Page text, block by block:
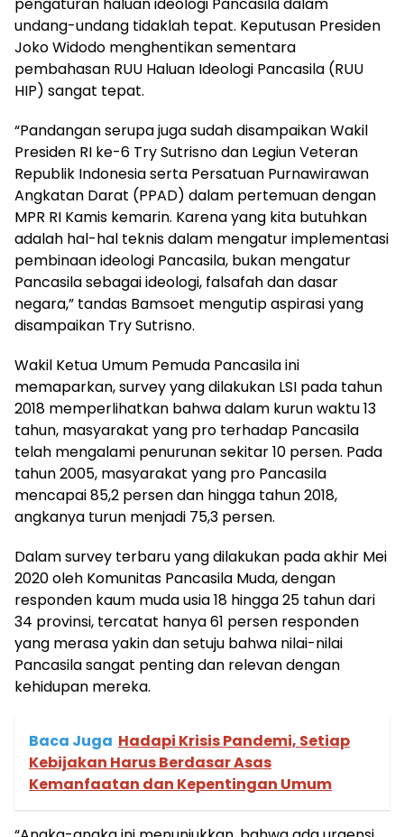
undang-undang tidaklah tepat. Keputusan Presiden
Joko Widodo menghentikan sementara
pembahasan RUU Haluan Ideologi Pancasila (RUU
HIP) sangat tepat.
“Pandangan serupa juga sudah disampaikan Wakil
Presiden RI ke-6 Try Sutrisno dan Legiun Veteran
Republik Indonesia serta Persatuan Purnawirawan
Angkatan Darat (PPAD) dalam pertemuan dengan
MPR RI Kamis kemarin. Karena yang kita butuhkan
adalah hal-hal teknis dalam mengatur implementasi
pembinaan ideologi Pancasila, bukan mengatur
Pancasila sebagai ideologi, falsafah dan dasar
negara,” tandas Bamsoet mengutip aspirasi yang
disampaikan Try Sutrisno.
Wakil Ketua Umum Pemuda Pancasila ini
memaparkan, survey yang dilakukan LSI pada tahun
2018 memperlihatkan bahwa dalam kurun waktu 13
tahun, masyarakat yang pro terhadap Pancasila
telah mengalami penurunan sekitar 10 persen. Pada
tahun 2005, masyarakat yang pro Pancasila
mencapai 85,2 persen dan hingga tahun 2018,
angkanya turun menjadi 75,3 persen.
Dalam survey terbaru yang dilakukan pada akhir Mei
2020 oleh Komunitas Pancasila Muda, dengan
responden kaum muda usia 18 hingga 25 tahun dari
34 provinsi, tercatat hanya 61 persen responden
yang merasa yakin dan setuju bahwa nilai-nilai
Pancasila sangat penting dan relevan dengan
kehidupan mereka.
Baca Juga Hadapi Krisis Pandemi, Setiap
Kebijakan Harus Berdasar Asas
Kemanfaatan dan Kepentingan Umum